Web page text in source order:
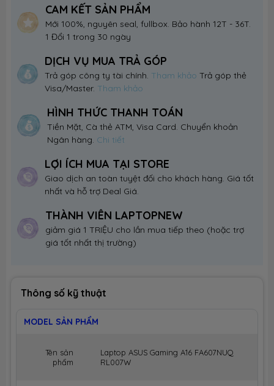
CAM KẾT SẢN PHẨM
Mới 100%, nguyên seal, fullbox. Bảo hành 12T - 36T.
1 Đổi 1 trong 30 ngày
DỊCH VỤ MUA TRẢ GÓP
Trả góp công ty tài chính. Tham khảoTrả góp thẻ
Visa/Master. Tham khảo
HÌNH THỨC THANH TOÁN
Tiền Mặt, Cà thẻ ATM, Visa Card. Chuyển khoản
Ngân hàng. Chi tiết
LỢI ÍCH MUA TẠI STORE
Giao dịch an toàn tuyệt đối cho khách hàng. Giá tốt
nhất và hỗ trợ Deal Giá.
THÀNH VIÊN LAPTOPNEW
giảm giá 1 TRIỆU cho lần mua tiếp theo (hoặc trợ
giá tốt nhất thị trường)
Thông số kỹ thuật
MODEL SẢN PHẨM
Tên sản
phẩm
Laptop ASUS Gaming A16 FA607NUQ
RL007W